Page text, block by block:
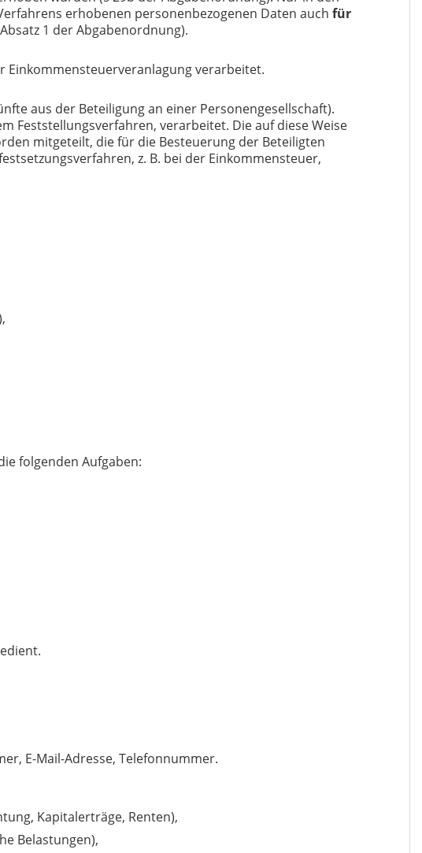
erhobenen personenbezogenen Daten auch für
1 der Abgabenordnung).
Einkommensteuerveranlagung verarbeitet.
aus der Beteiligung an einer Personengesellschaft).
Feststellungsverfahren, verarbeitet. Die auf diese Weise
mitgeteilt, die für die Besteuerung der Beteiligten
z. B. bei der Einkommensteuer,
folgenden Aufgaben:
E-Mail-Adresse, Telefonnummer.
Kapitalerträge, Renten),
Belastungen),